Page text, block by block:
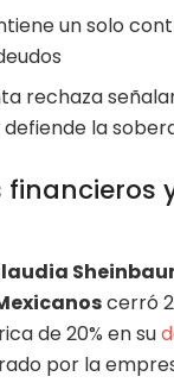
un solo
rechaza
defiende la
financieros
cerró
de 20% en su
por la